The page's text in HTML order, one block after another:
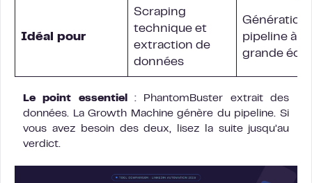
Idéal pour
Scraping
technique et
extraction de
données
Génération
pipeline à
grande
Le point essentiel
: PhantomBuster extrait des
données. La Growth Machine génère du pipeline. Si
vous avez besoin des deux, lisez la suite jusqu’au
verdict.